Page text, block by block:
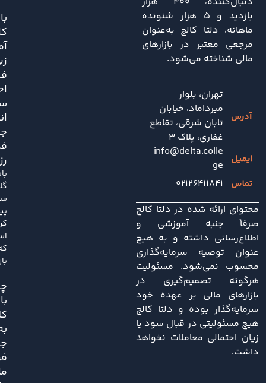
بازدید و ۵ هزار شنونده
ماهانه، دلتا کالج به‌عنوان
مرجعی معتبر در بازارهای
مالی شناخته می‌شود.
تهران، بلوار
میرداماد، خیابان
تابان شرقی، تقاطع
غفاری، پلاک 3
info@delta.colle
ge
۰۲۱۲۶۴۱۱۸۴۱
محتوای ارائه شده در دلتا کالج
صرفاً جنبه آموزشی و
اطلاع‌رسانی داشته و به هیچ
عنوان توصیه سرمایه‌گذاری
محسوب نمی‌شود. مسئولیت
هرگونه تصمیم‌گیری در
بازارهای مالی بر عهده خود
سرمایه‌گذار بوده و دلتا کالج
هیچ مسئولیتی در قبال سود یا
زیان احتمالی معاملات نخواهد
داشت.
با